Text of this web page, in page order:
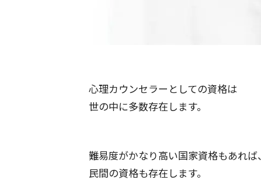
心理カウンセラーとしての資格は
世の中に多数存在します。
難易度がかなり高い国家資格もあれば、
民間の資格も存在します。